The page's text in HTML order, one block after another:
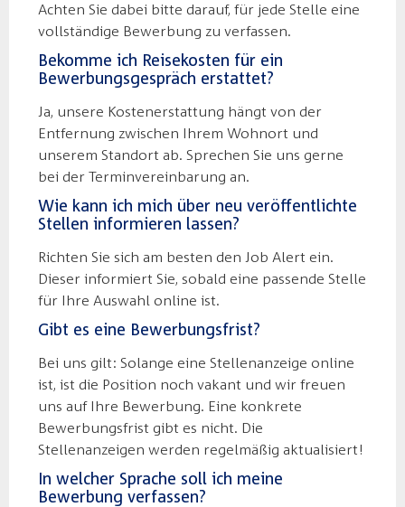
Achten Sie dabei bitte darauf, für jede Stelle eine
vollständige Bewerbung zu verfassen.
Bekomme ich Reisekosten für ein
Bewerbungsgespräch erstattet?
Ja, unsere Kostenerstattung hängt von der
Entfernung zwischen Ihrem Wohnort und
unserem Standort ab. Sprechen Sie uns gerne
bei der Terminvereinbarung an.
Wie kann ich mich über neu veröffentlichte
Stellen informieren lassen?
Richten Sie sich am besten den Job Alert ein.
Dieser informiert Sie, sobald eine passende Stelle
für Ihre Auswahl online ist.
Gibt es eine Bewerbungsfrist?
Bei uns gilt: Solange eine Stellenanzeige online
ist, ist die Position noch vakant und wir freuen
uns auf Ihre Bewerbung. Eine konkrete
Bewerbungsfrist gibt es nicht. Die
Stellenanzeigen werden regelmäßig aktualisiert!
In welcher Sprache soll ich meine
Bewerbung verfassen?